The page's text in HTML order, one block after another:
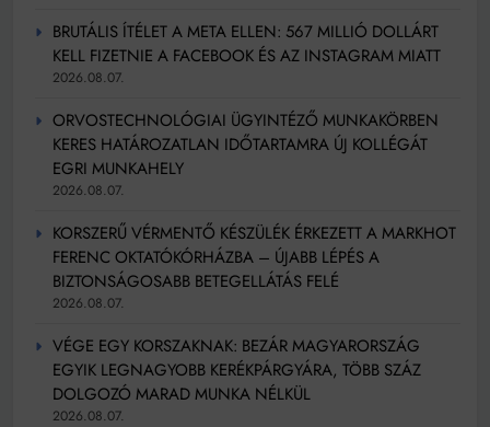
BRUTÁLIS ÍTÉLET A META ELLEN: 567 MILLIÓ DOLLÁRT
KELL FIZETNIE A FACEBOOK ÉS AZ INSTAGRAM MIATT
2026.08.07.
ORVOSTECHNOLÓGIAI ÜGYINTÉZŐ MUNKAKÖRBEN
KERES HATÁROZATLAN IDŐTARTAMRA ÚJ KOLLÉGÁT
EGRI MUNKAHELY
2026.08.07.
KORSZERŰ VÉRMENTŐ KÉSZÜLÉK ÉRKEZETT A MARKHOT
FERENC OKTATÓKÓRHÁZBA – ÚJABB LÉPÉS A
BIZTONSÁGOSABB BETEGELLÁTÁS FELÉ
2026.08.07.
VÉGE EGY KORSZAKNAK: BEZÁR MAGYARORSZÁG
EGYIK LEGNAGYOBB KERÉKPÁRGYÁRA, TÖBB SZÁZ
DOLGOZÓ MARAD MUNKA NÉLKÜL
2026.08.07.